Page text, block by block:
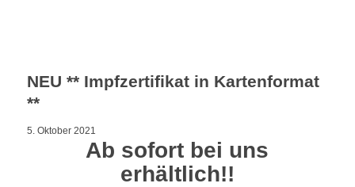
NEU ** Impfzertifikat in Kartenformat
**
5. Oktober 2021
Ab sofort bei uns
erhältlich!!